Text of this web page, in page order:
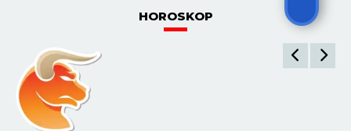
HOROSKOP